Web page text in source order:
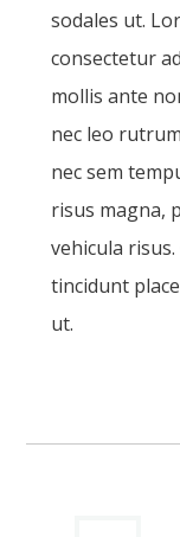
sodales ut.
consectetur
mollis ante
nec leo
nec sem
risus magna,
vehicula
tincidunt
ut.